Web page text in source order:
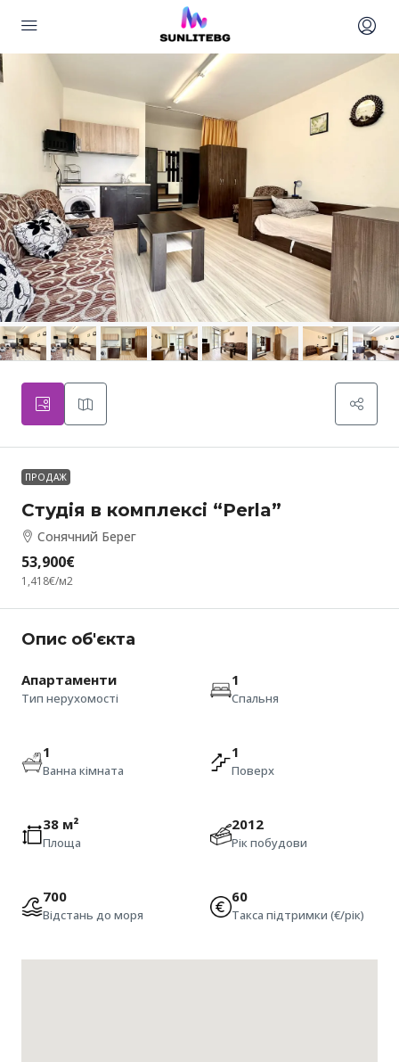
ПРОДАЖ
Студія в комплексі “Perla”
Сонячний Берег
53,900€
1,418€/м2
Опис об'єкта
Апартаменти
Тип нерухомості
1
Спальня
1
Ванна кімната
1
Поверх
38 м²
Площа
2012
Рік побудови
700
Відстань до моря
60
Такса підтримки (€/рік)